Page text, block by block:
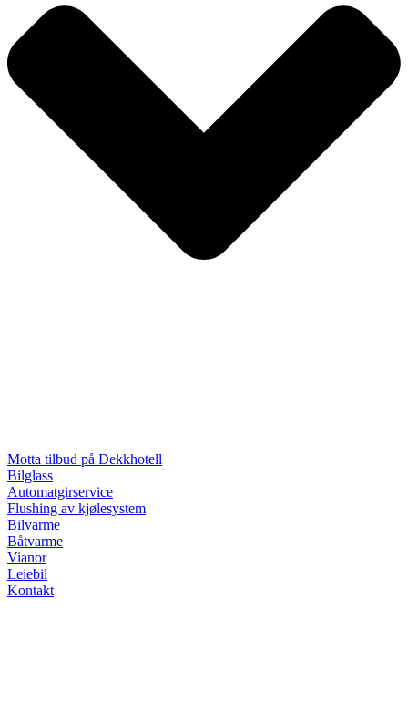
Motta tilbud på Dekkhotell
Bilglass
Automatgirservice
Flushing av kjølesystem
Bilvarme
Båtvarme
Vianor
Leiebil
Kontakt